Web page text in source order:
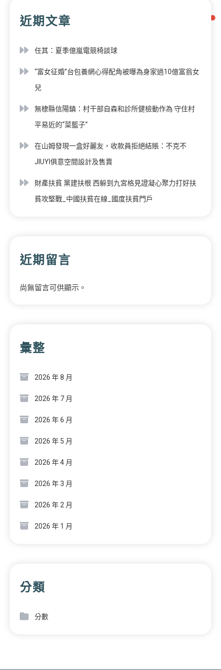
近期文章
任其：夏季億嵐電競椅談球
“富女征婚”台包養網心得配角被曝為身家過10億富翁女
兒
無棣縣信陽鎮：村干部自森和診所健檢動作為 守住村
平易近的“菜籃子”
在山姆發現一盒好麗友，收款員拒絕結賬：不克不
JIUYI俱意空間設計及售賣
財產扶貧 黨建扶根 西躲到九宮格見證凝心聚力打好扶
貧攻堅戰_中國扶貧在線_國度扶貧門戶
近期留言
尚無留言可供顯示。
彙整
2026 年 8 月
2026 年 7 月
2026 年 6 月
2026 年 5 月
2026 年 4 月
2026 年 3 月
2026 年 2 月
2026 年 1 月
分類
分數